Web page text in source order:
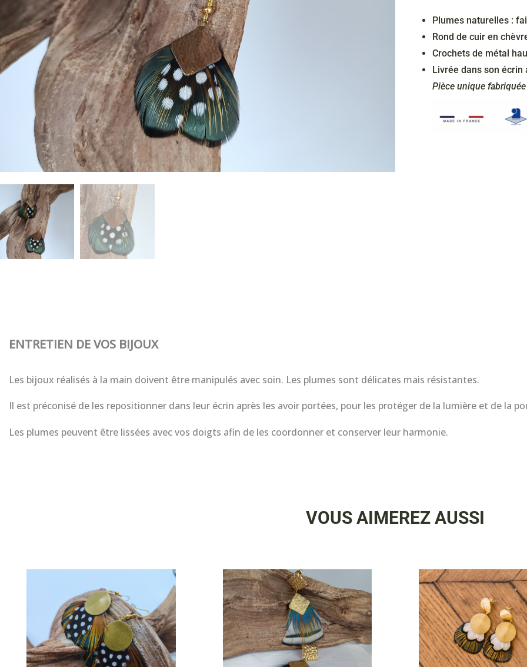
Plumes naturelles :
Rond de cuir en
Crochets de métal
Livrée dans son écrin
Pièce unique
ENTRETIEN DE VOS BIJOUX
Les bijoux réalisés à la main doivent être manipulés avec soin. Les plumes sont délicates mais résistantes.
Il est préconisé de les repositionner dans leur écrin après les avoir portées, pour les protéger de la lumière et de la
Les plumes peuvent être lissées avec vos doigts afin de les coordonner et conserver leur harmonie.
VOUS AIMEREZ AUSSI